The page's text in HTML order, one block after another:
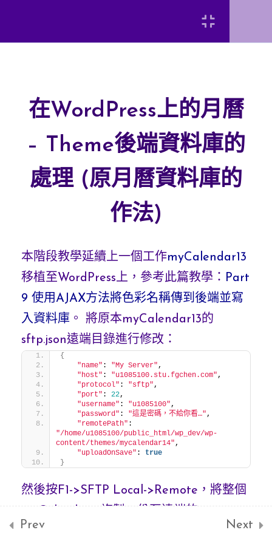
Login
(原月曆資料庫的作法)
在WordPress上的月曆 –
理 (原月曆資料庫的作法)
使用WordPress資料庫函
有WordPress資料庫)
使用WordPress資料庫函
式處理記事資料庫 (整合
現有WordPress資料庫)
變身多人使用月曆-theme
部份(使用WordPress
$wpdb)
變身多人使用月曆-notes
部份(使用WordPress
$wpdb)
WordPress外掛開發
在WordPress上的月曆
– Theme後端資料庫的
處理 (原月曆資料庫的
作法)
本階段教學延續上一個工作myCalendar13
移植至WordPress上，參考此篇教學： Part
9 使用AJAX方法將色彩名稱傳到後端並寫
入資料庫 。 將原本myCalendar13的
sftp.json遠端目錄進行修改：
{
"name" : "My Server",
"host" : "u1085100.stu.fgchen.com",
"protocol" : "sftp",
"port" : 22,
"username" : "u1085100",
"password" : "這是密碼，不給你看…",
"remotePath"
"/home/u1085100/public_html/wp_dev/wp-
content/themes/mycalendar14",
"uploadOnSave" : true
}
然後按F1->SFTP Local->Remote，將整個
mycalendar14目錄。 到WordPress控制台
Prev Next
[INSERT_ELEMENTOR id=”8920″]
弘光科技大學 智慧科技應用系 陳富國